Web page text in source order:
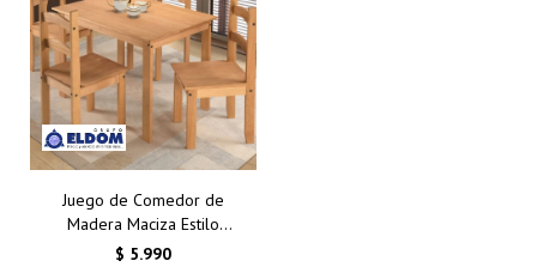
Juego de Comedor de
Madera Maciza Estilo
Mexicano con 4 Sillas –
$ 5.990